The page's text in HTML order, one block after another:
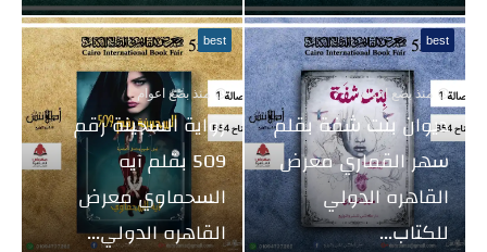
best
منذ بضع اعوام
ديوان بنت شفة بقلم
سهر القماري معرض
القاهره الدولي
للكتاب...
best
منذ بضع اعوام
رواية السجينة رقم
509 بقلم آيه
السحماوي معرض
القاهره الدولي...